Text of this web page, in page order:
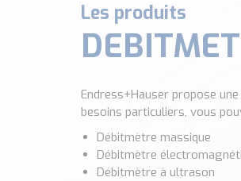
Les produits
Endress+Hauser propose
besoins particuliers, vous
Débitmètre massique
Débitmètre
Débitmètre à ultrason